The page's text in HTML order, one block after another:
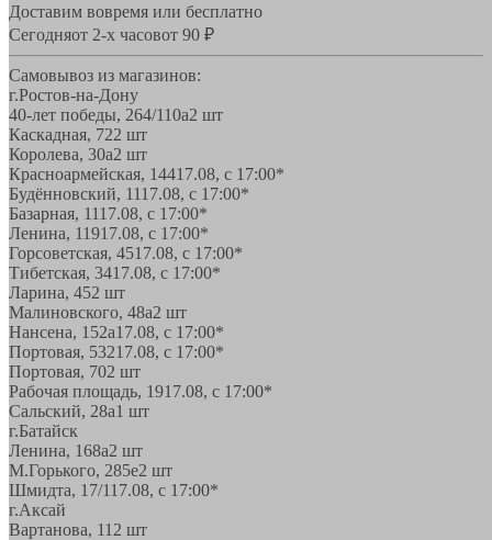
Доставим вовремя или бесплатно
Сегодняот 2-х часовот 90 ₽
Самовывоз из магазинов:
г.Ростов-на-Дону
40-лет победы, 264/110а2 шт
Каскадная, 722 шт
Королева, 30а2 шт
Красноармейская, 14417.08, с 17:00*
Будённовский, 1117.08, с 17:00*
Базарная, 1117.08, с 17:00*
Ленина, 11917.08, с 17:00*
Горсоветская, 4517.08, с 17:00*
Тибетская, 3417.08, с 17:00*
Ларина, 452 шт
Малиновского, 48а2 шт
Нансена, 152а17.08, с 17:00*
Портовая, 53217.08, с 17:00*
Портовая, 702 шт
Рабочая площадь, 1917.08, с 17:00*
Сальский, 28a1 шт
г.Батайск
Ленина, 168а2 шт
М.Горького, 285е2 шт
Шмидта, 17/117.08, с 17:00*
г.Аксай
Вартанова, 11 2 шт